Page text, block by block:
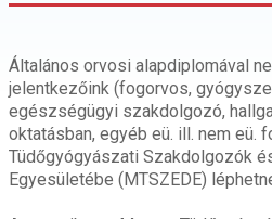
Általános orvosi alapdiplomával
jelentkezőink (fogorvos,
egészségügyi szakdolgozó,
oktatásban, egyéb eü. ill. nem eü.
Tüdőgyógyászati Szakdolgozók
Egyesületébe (MTSZEDE)